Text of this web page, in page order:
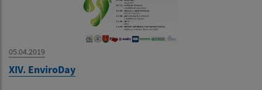
05.04.2019
XIV. EnviroDay